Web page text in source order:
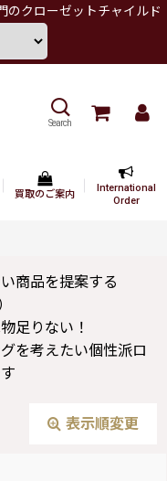
のクローゼットチャイルド
Search
買取のご案内
International
Order
商品を提案する
足りない！
を考えたい個性派ロ
表示順変更